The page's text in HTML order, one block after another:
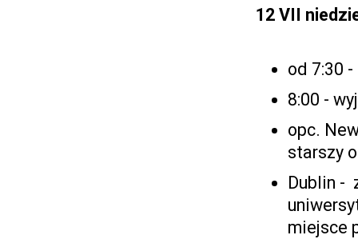
12 VII
od 7:30
8:00 -
opc.
starszy
Dublin -
miejsce